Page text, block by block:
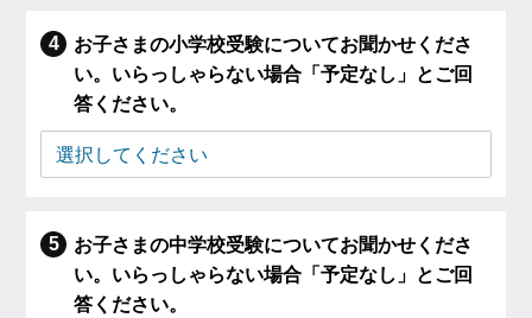
お子さまの小学校受験についてお聞かせくださ
い。いらっしゃらない場合「予定なし」とご回
答ください。
お子さまの中学校受験についてお聞かせくださ
い。いらっしゃらない場合「予定なし」とご回
答ください。